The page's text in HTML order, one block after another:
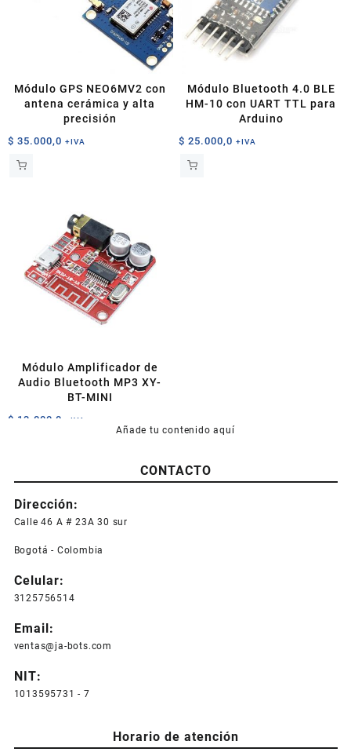
Módulo GPS NEO6MV2 con
antena cerámica y alta
precisión
$ 35.000,0 +IVA
Módulo Bluetooth 4.0 BLE
HM-10 con UART TTL para
Arduino
$ 25.000,0 +IVA
Módulo Amplificador de
Audio Bluetooth MP3 XY-
BT-MINI
$ 13.000,0 +IVA
Añade tu contenido aquí
CONTACTO
Dirección:
Calle 46 A # 23A 30 sur
Bogotá - Colombia
Celular:
3125756514
Email:
ventas@ja-bots.com
NIT:
1013595731 - 7
Horario de atención